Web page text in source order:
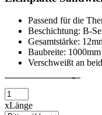
Passend für die
Beschichtung: B-
Gesamtstärke:
Baubreite: 1000mm
Verschweißt an
xLänge